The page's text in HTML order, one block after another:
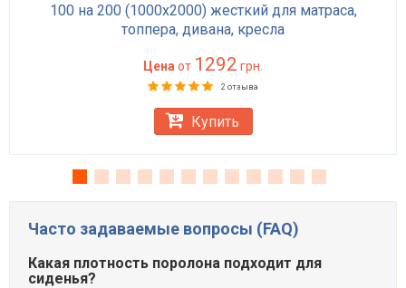
100 на 200 (1000х2000) жесткий для матраса,
топпера, дивана, кресла
Цена от 1292 грн.
2 отзыва
Купить
Часто задаваемые вопросы (FAQ)
Какая плотность поролона подходит для
сиденья?